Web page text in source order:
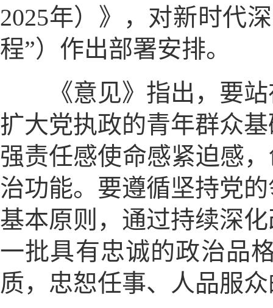
2025年）》，对新时代
程”）作出部署安排。
《意见》指出，要站
扩大党执政的青年群众
强责任感使命感紧迫感
治功能。要遵循坚持党
基本原则，通过持续深
一批具有忠诚的政治品
质，忠恕任事、人品服